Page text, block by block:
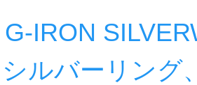
G-IRON
シルバーリング